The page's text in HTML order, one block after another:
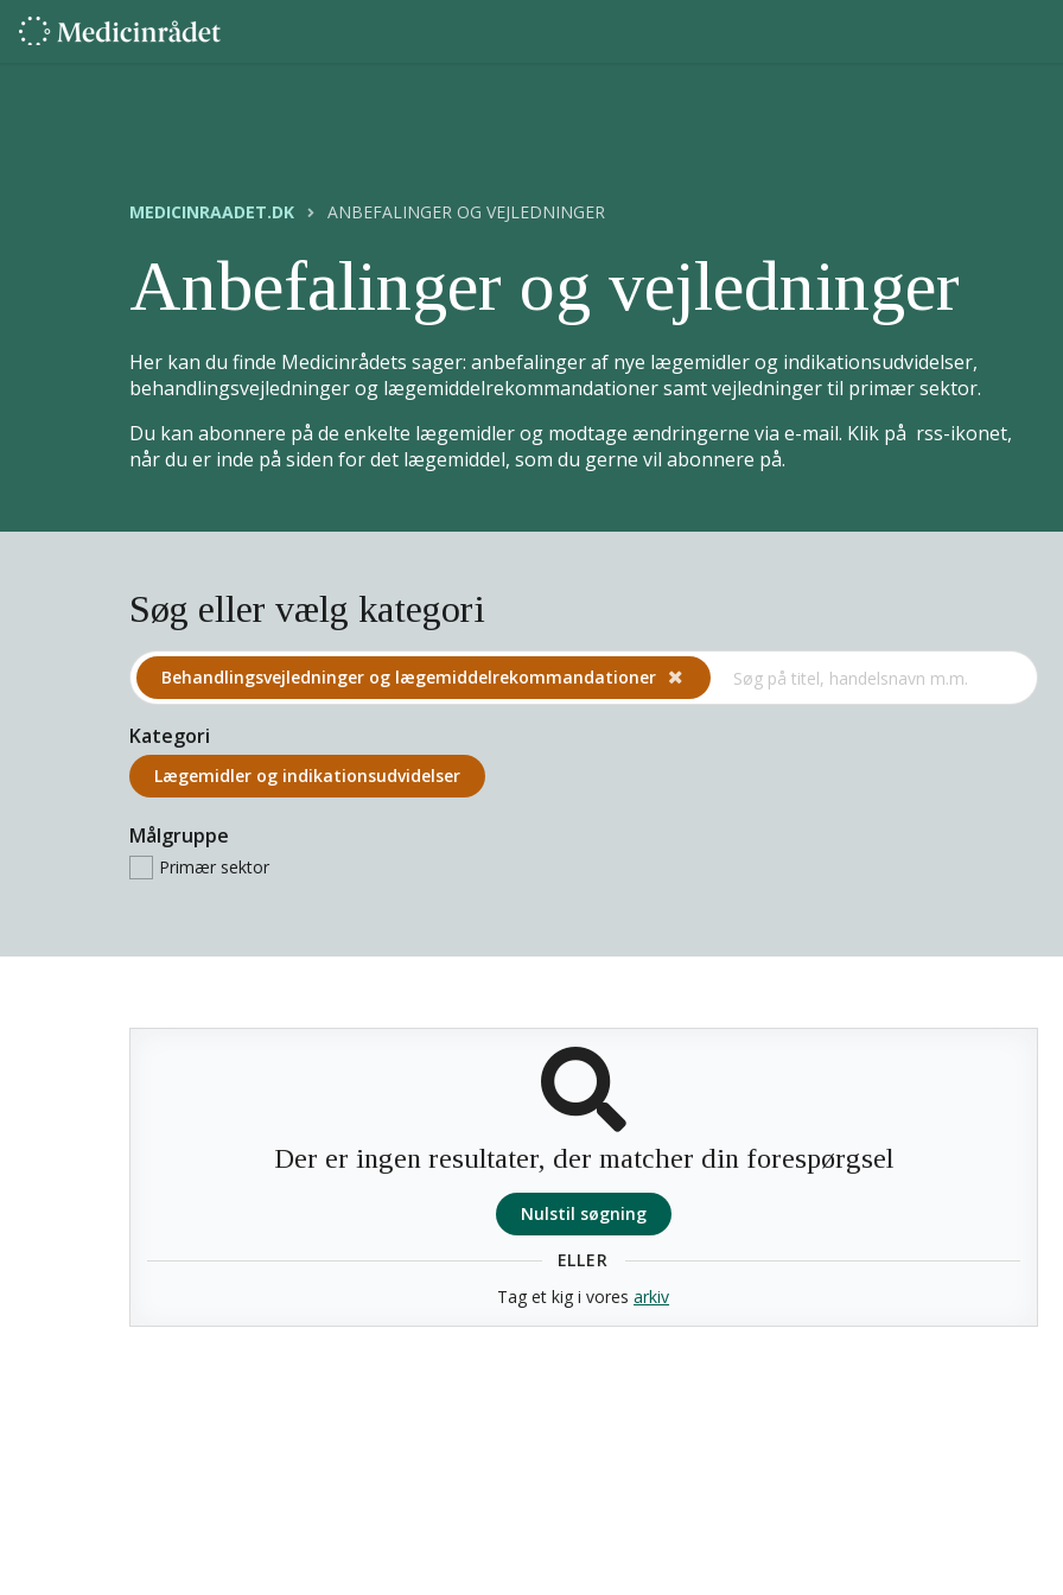
MEDICINRAADET.DK ANBEFALINGER OG VEJLEDNINGER
Anbefalinger og vejledninger
Her kan du finde Medicinrådets sager: anbefalinger af nye lægemidler og indikationsudvidelser,
behandlingsvejledninger og lægemiddelrekommandationer samt vejledninger til primær sektor.
Du kan abonnere på de enkelte lægemidler og modtage ændringerne via e-mail. Klik på rss-ikonet,
når du er inde på siden for det lægemiddel, som du gerne vil abonnere på.
Søg eller vælg kategori
Behandlings­vejledninger og lægemiddel­rekomman­dationer
Kategori
Lægemidler og indikations­udvidelser
Målgruppe
Primær sektor
Der er ingen resultater, der matcher din forespørgsel
Nulstil søgning
ELLER
Tag et kig i voresarkiv